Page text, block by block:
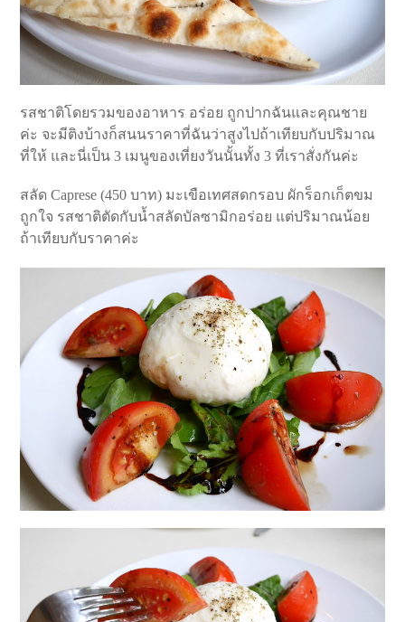
รสชาติโดยรวมของอาหาร อร่อย ถูกปากฉันและคุณชาย
ค่ะ จะมีติงบ้างก็สนนราคาที่ฉันว่าสูงไปถ้าเทียบกับปริมาณ
ที่ให้ และนี่เป็น 3 เมนูของเที่ยงวันนั้นทั้ง 3 ที่เราสั่งกันค่ะ
สลัด Caprese (450 บาท) มะเขือเทศสดกรอบ ผักร็อกเก็ตขม
ถูกใจ รสชาติตัดกับน้ำสลัดบัลซามิกอร่อย แต่ปริมาณน้อย
ถ้าเทียบกับราคาค่ะ